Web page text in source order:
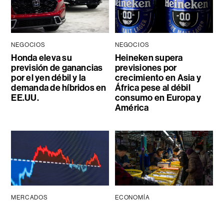
NEGOCIOS
Honda eleva su
previsión de ganancias
por el yen débil y la
demanda de híbridos en
EE.UU.
NEGOCIOS
Heineken supera
previsiones por
crecimiento en Asia y
África pese al débil
consumo en Europa y
América
MERCADOS ECONOMÍA